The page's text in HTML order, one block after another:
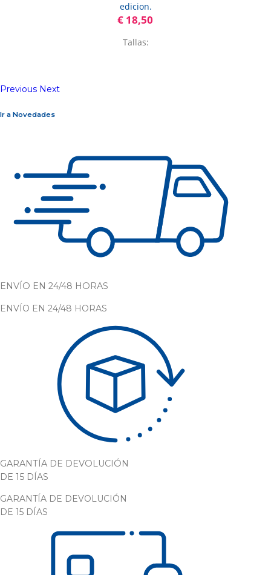
edicion.
€ 18,50
Tallas:
Previous Next
Ir a Novedades
ENVÍO EN 24/48 HORAS
ENVÍO EN 24/48 HORAS
GARANTÍA DE DEVOLUCIÓN
DE 15 DÍAS
GARANTÍA DE DEVOLUCIÓN
DE 15 DÍAS